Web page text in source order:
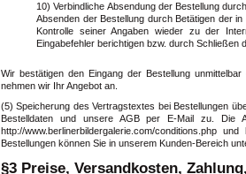
10) Verbindliche Absendung der Bestellung
Absenden der Bestellung durch Betätigen der
Kontrolle seiner Angaben wieder zu der
Eingabefehler berichtigen bzw. durch Schließen
Wir bestätigen den Eingang der Bestellung
nehmen wir Ihr Angebot an.
(5) Speicherung des Vertragstextes bei Bestellungen
Bestelldaten und unsere AGB per E-Mail zu. Die
http://www.berlinerbildergalerie.com/conditions.php
Bestellungen können Sie in unserem Kunden-Bereich
§3 Preise, Versandkosten,